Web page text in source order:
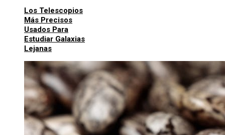
Los Telescopios
Más Precisos
Usados Para
Estudiar Galaxias
Lejanas